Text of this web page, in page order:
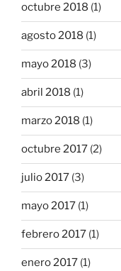
octubre 2018 (1)
agosto 2018 (1)
mayo 2018 (3)
abril 2018 (1)
marzo 2018 (1)
octubre 2017 (2)
julio 2017 (3)
mayo 2017 (1)
febrero 2017 (1)
enero 2017 (1)